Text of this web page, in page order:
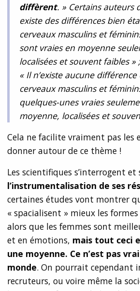
diffèrent. » Certains auteurs
existe des différences bien
cerveaux masculins et
sont vraies en moyenne
localisées et souvent faibles »
« Il n’existe aucune
cerveaux masculins et
quelques-unes vraies
moyenne, localisées et
Cela ne facilite vraiment pas les
donner autour de ce thème !
Les scientifiques s’interrogent et
l’instrumentalisation de ses
certaines études vont montrer
« spacialisent » mieux les formes
alors que les femmes sont
et en émotions, mais tout ceci
une moyenne. Ce n’est pas
monde. On pourrait cependant
recruteurs, ou voire même la